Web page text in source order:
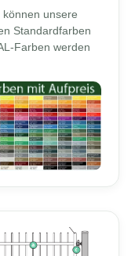
können unsere
Standardfarben
Farben werden